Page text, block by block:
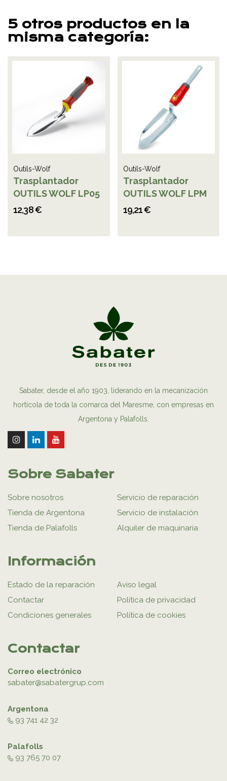
5 otros productos en la
misma categoría:
Outils-Wolf
Trasplantador
OUTILS WOLF LP05
12,38 €
Outils-Wolf
Trasplantador
OUTILS WOLF LPM
19,21 €
Sabater, desde el año 1903, liderando en la mecanización
hortícola de toda la comarca del Maresme, con empresas en
Argentona y Palafolls.
Sobre Sabater
Sobre nosotros
Tienda de Argentona
Tienda de Palafolls
Servicio de reparación
Servicio de instalación
Alquiler de maquinaria
Información
Estado de la reparación
Contactar
Condiciones generales
Aviso legal
Política de privacidad
Política de cookies
Contactar
Correo electrónico
sabater@sabatergrup.com
Argentona
93 741 42 32
Palafolls
93 765 70 07